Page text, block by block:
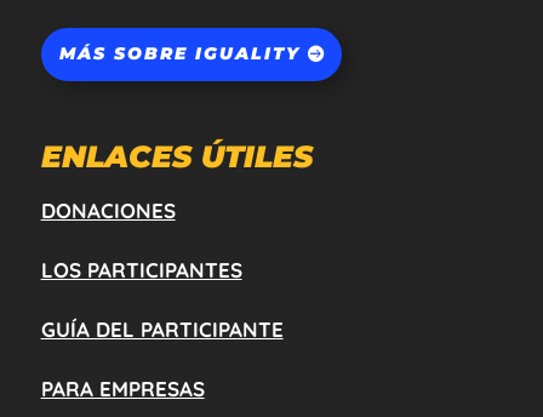
MÁS SOBRE IGUALITY
ENLACES ÚTILES
DONACIONES
LOS PARTICIPANTES
GUÍA DEL PARTICIPANTE
PARA EMPRESAS